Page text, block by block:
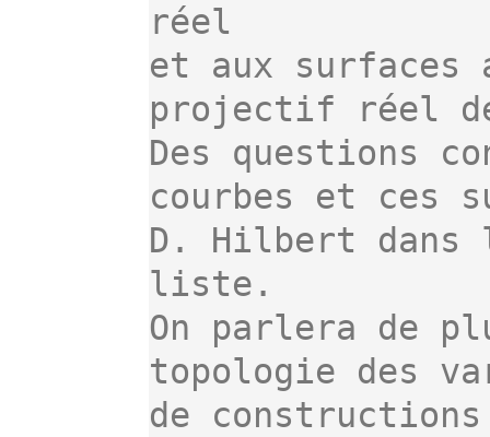
réel
et aux surfaces
projectif réel
Des questions
courbes et ces
D. Hilbert dans
liste.
On parlera de
topologie des
de